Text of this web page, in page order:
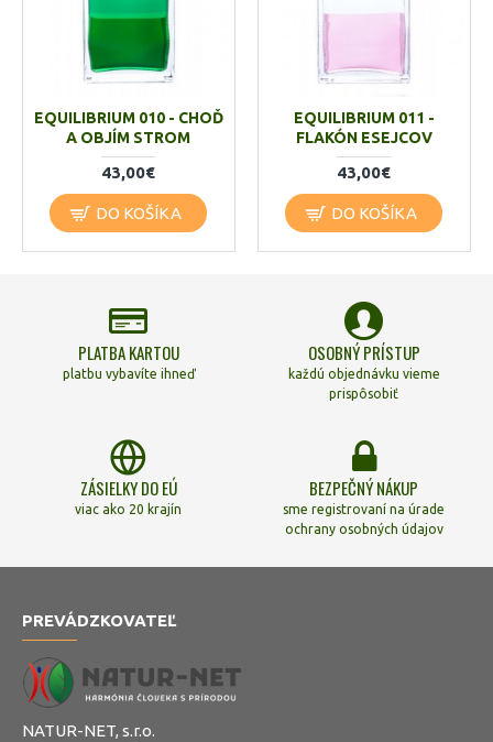
EQUILIBRIUM 010 - CHOĎ
A OBJÍM STROM
43,00€
DO KOŠÍKA
EQUILIBRIUM 011 -
FLAKÓN ESEJCOV
43,00€
DO KOŠÍKA
PLATBA KARTOU
platbu vybavíte ihneď
OSOBNÝ PRÍSTUP
každú objednávku vieme
prispôsobiť
ZÁSIELKY DO EÚ
viac ako 20 krajín
BEZPEČNÝ NÁKUP
sme registrovaní na úrade
ochrany osobných údajov
PREVÁDZKOVATEĽ
NATUR-NET, s.r.o.